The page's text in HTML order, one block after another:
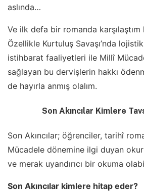
aslında…
Ve ilk defa bir romanda
Özellikle Kurtuluş Savaşı’nda
istihbarat faaliyetleri ile Millî
sağlayan bu dervişlerin hakkı
de hayırla anmış olalım.
Son Akıncılar Kimlere
Son Akıncılar; öğrenciler, tarihî
Mücadele dönemine ilgi duyan
ve merak uyandırıcı bir okuma
Son Akıncılar kimlere hitap eder?